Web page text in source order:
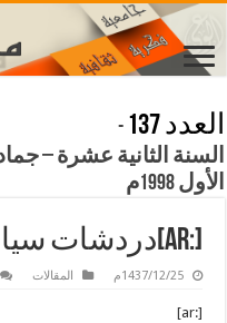
العدد 137
-
الأول 1998م
[:ar]دردشات سياسـية[:]
1437/12/25م المقالات
[:ar]